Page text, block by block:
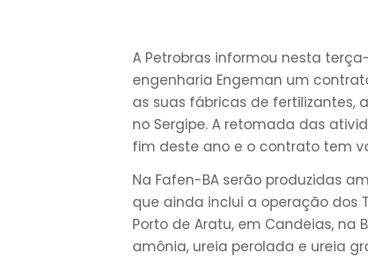
A Petrobras informou nesta
engenharia Engeman um
as suas fábricas de fertilizantes,
no Sergipe. A retomada das
fim deste ano e o contrato tem
Na Fafen-BA serão produzidas
que ainda inclui a operação dos
Porto de Aratu, em Candeias, na
amônia, ureia perolada e ureia